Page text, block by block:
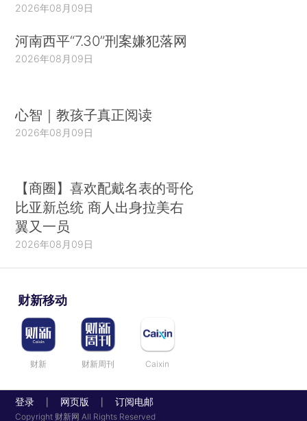
2026年08月09日
河南西平“7.30”刑案嫌犯落网
2026年08月09日
心智｜教孩子真正阅读
2026年08月09日
【商圈】喜欢配戴名表的哥伦
比亚新总统 商人出身拉美右
翼又一员
2026年08月09日
财新移动
财新 财新周刊 Caixin
登录 网页版 订阅电邮
Copyright 财新网 All Rights Reserved